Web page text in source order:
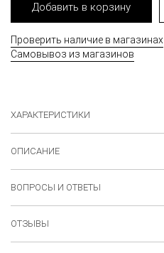
Добавить в корзину
Проверить наличие в магазинах
Самовывоз из магазинов
ХАРАКТЕРИСТИКИ
ОПИСАНИЕ
ВОПРОСЫ И ОТВЕТЫ
ОТЗЫВЫ